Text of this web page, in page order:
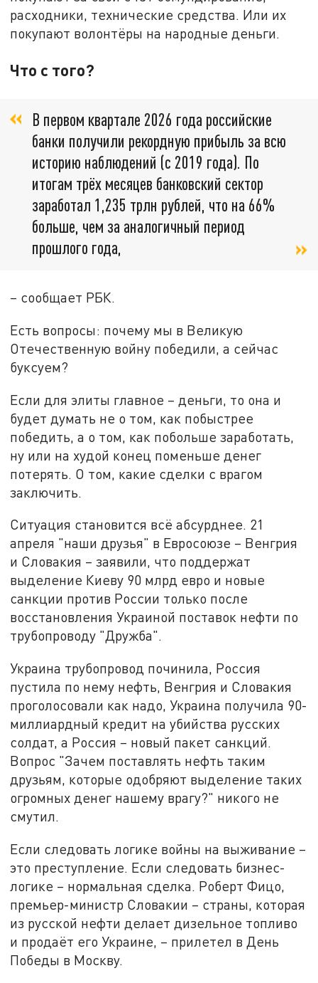
расходники, технические средства. Или их
покупают волонтёры на народные деньги.
Что с того?
В первом квартале 2026 года российские
банки получили рекордную прибыль за всю
историю наблюдений (с 2019 года). По
итогам трёх месяцев банковский сектор
заработал 1,235 трлн рублей, что на 66%
больше, чем за аналогичный период
прошлого года,
– сообщает РБК.
Есть вопросы: почему мы в Великую
Отечественную войну победили, а сейчас
буксуем?
Если для элиты главное – деньги, то она и
будет думать не о том, как побыстрее
победить, а о том, как побольше заработать,
ну или на худой конец поменьше денег
потерять. О том, какие сделки с врагом
заключить.
Ситуация становится всё абсурднее. 21
апреля "наши друзья" в Евросоюзе – Венгрия
и Словакия – заявили, что поддержат
выделение Киеву 90 млрд евро и новые
санкции против России только после
восстановления Украиной поставок нефти по
трубопроводу "Дружба".
Украина трубопровод починила, Россия
пустила по нему нефть, Венгрия и Словакия
проголосовали как надо, Украина получила 90-
миллиардный кредит на убийства русских
солдат, а Россия – новый пакет санкций.
Вопрос "Зачем поставлять нефть таким
друзьям, которые одобряют выделение таких
огромных денег нашему врагу?" никого не
смутил.
Если следовать логике войны на выживание –
это преступление. Если следовать бизнес-
логике – нормальная сделка. Роберт Фицо,
премьер-министр Словакии – страны, которая
из русской нефти делает дизельное топливо
и продаёт его Украине, – прилетел в День
Победы в Москву.